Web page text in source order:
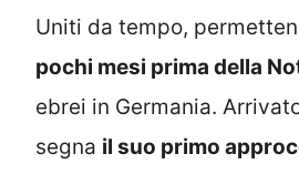
Uniti da tempo,
pochi mesi prima della
ebrei in Germania.
segna il suo primo